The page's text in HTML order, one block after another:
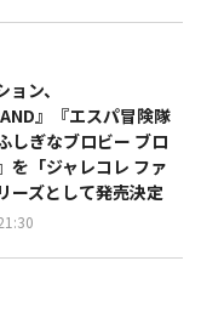
ン、
』『エスパ冒険隊
しぎなブロビー ブロ
を「ジャレコレ ファ
ーズとして発売決定